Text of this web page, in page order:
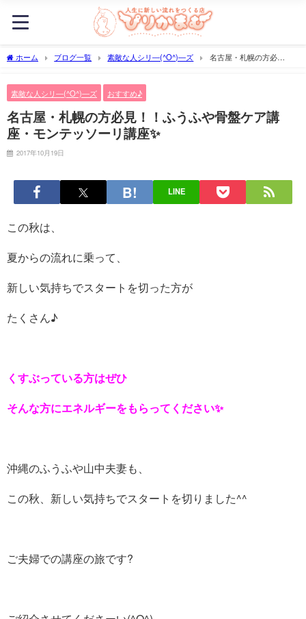
ホーム ブログ一覧 素敵な人シリ―(^O^)―ズ
名古屋・札幌の方必
素敵な人シリ―(^O^)―ズ おすすめ♪
名古屋・札幌の方必見！！ふうふや骨盤ケア講
座・モンテッソーリ講座✨
2017年10月19日
LINE
この秋は、
夏からの流れに乗って、
新しい気持ちでスタートを切った方が
たくさん♪
くすぶっている方はぜひ
そんな方にエネルギーをもらってください✨
沖縄のふうふや山中夫妻も、
この秋、新しい気持ちでスタートを切りました^^
ご夫婦での講座の旅です?